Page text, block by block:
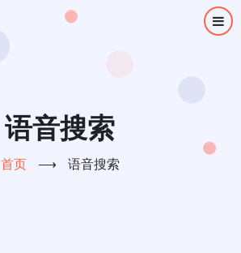
语音搜索
首页 ⟶ 语音搜索